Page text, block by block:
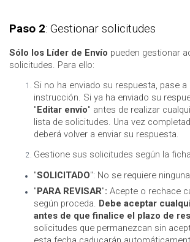
Paso 2: Gestionar solicitudes
Sólo los Líder de Envío pueden gestionar
solicitudes. Para ello:
Si no ha enviado su respuesta, pase a
instrucción. Si ya ha enviado su
"Editar envío" antes de realizar
lista de solicitudes. Una vez
deberá volver a enviar su respuesta.
Gestione sus solicitudes según la
"SOLICITADO": No se requiere
"PARA REVISAR": Acepte o rechace
según proceda. Debe aceptar
antes de que finalice el plazo de
solicitudes que permanezcan sin